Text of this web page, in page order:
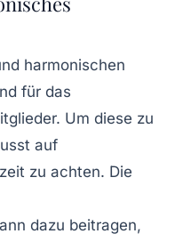
harmonischen
für das
Um diese zu
auf
zu achten. Die
dazu beitragen,